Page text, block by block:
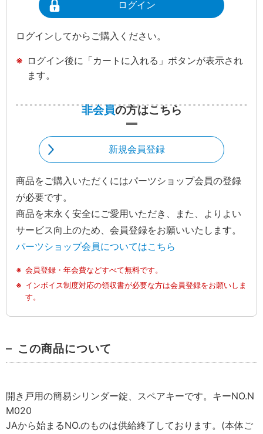
ログイン
ログインしてからご購入ください。
ログイン後に「カートに入れる」ボタンが表示され
ます。
非会員の方はこちら
新規会員登録
商品をご購入いただくにはパーツショップ会員の登録
が必要です。
商品を末永く安全にご愛用いただき、また、よりよい
サービス向上のため、会員登録をお願いいたします。
パーツショップ会員についてはこちら
会員登録・年会費などすべて無料です。
インボイス制度対応の領収書が必要な方は会員登録をお願いしま
す。
この商品について
開き戸用の簡易シリンダー錠、スペアキーです。キーNO.N
M020
JAから始まるNO.のものは供給終了しております。(本体ご